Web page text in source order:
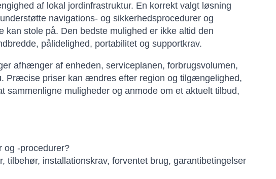
af lokal jordinfrastruktur. En korrekt valgt løsning
navigations- og sikkerhedsprocedurer og
stole på. Den bedste mulighed er ikke altid den
pålidelighed, portabilitet og supportkrav.
afhænger af enheden, serviceplanen, forbrugsvolumen,
Præcise priser kan ændres efter region og tilgængelighed,
muligheder og anmode om et aktuelt tilbud,
og -procedurer?
installationskrav, forventet brug, garantibetingelser